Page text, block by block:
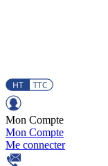
Mon Compte
Mon Compte
Me connecter